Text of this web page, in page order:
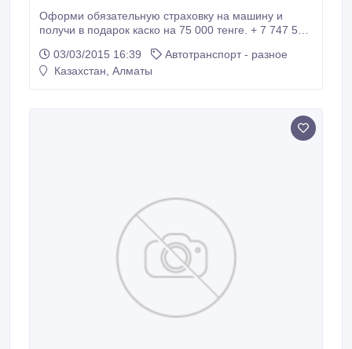
Оформи обязательную страховку на машину и
получи в подарок каско на 75 000 тенге. + 7 747 500
03/03/2015 16:39
Автотранспорт - разное
Казахстан, Алматы